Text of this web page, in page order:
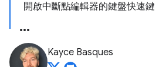
開啟中斷點編輯器的鍵盤快速鍵
Kayce Basques